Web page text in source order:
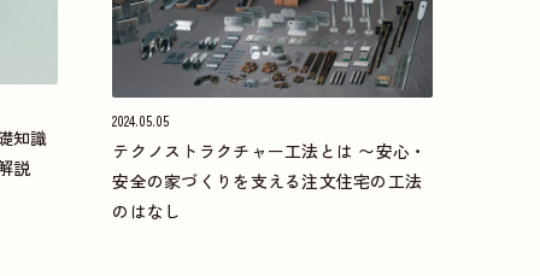
知識
説
2024.05.05
テクノストラクチャー工法とは 〜安心・
安全の家づくりを支える注文住宅の工法
のはなし